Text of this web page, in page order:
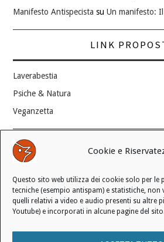
Cookie e
Questo sito web utilizza dei cookie solo per le
tecniche (esempio antispam) e statistiche,
quelli relativi a video e audio presenti su altre
Youtube) e incorporati in alcune pagine del
Manifesto Antispecista suUn manifesto:
LINK
Laverabestia
Psiche & Natura
Veganzetta
Modifica consenso ai cookie
REVOCA IL TUO CONSENSO
Stato attuale: Negato